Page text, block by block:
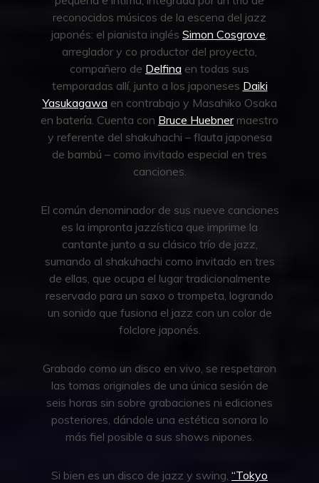
reconocidos músicos de la escena del jazz
japonés: el pianista inglés Simon Cosgrove,
arreglador y co productor del proyecto,
compañero de Delfina en todas sus
temporadas allí, junto a los japoneses Daiki
Yasukagawa en contrabajo y Masahiko Osaka
en batería. Cuenta con Bruce Huebnermaestro
y referente del shakuhachi – flauta japonesa
de bambú – como invitado especial en tres
canciones.
El común denominador de sus nueve canciones
es la impronta jazzística que imprime la
cantante junto a su clásico trío de jazz,
sumando al shakuhachi como invitado en tres
de ellas, que ocupa el lugar tradicionalmente
reservado para un saxo o trompeta, logrando
un sonido que fusiona el jazz con un color de
folclore japonés.
Grabado como un disco en vivo, se respetaron
las tomas originales de una única sesión de
seis horas sin sobre grabaciones ni ediciones
posteriores, dándole una estética sonora lo
más fiel posible a sus shows nipones.
Si bien es un disco de jazz y swing, “Tokyo